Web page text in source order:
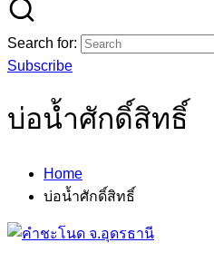
Search for:
Subscribe
บ่อน้ำศักดิ์สิทธิ์
Home
บ่อน้ำศักดิ์สิทธิ์